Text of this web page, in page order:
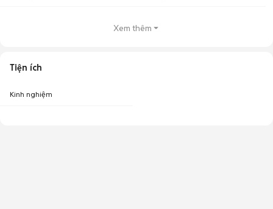
Xem thêm
Tiện ích
Kinh nghiệm